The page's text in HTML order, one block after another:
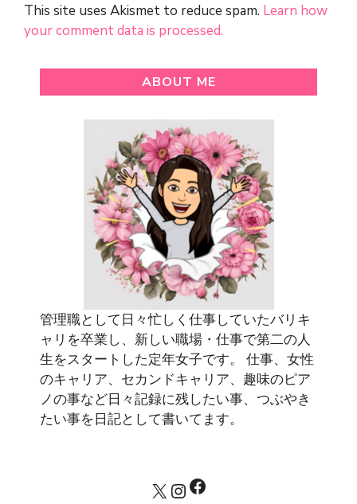
This site uses Akismet to reduce spam. Learn how
your comment data is processed.
ABOUT ME
管理職として日々忙しく仕事していたバリキ
ャリを卒業し、新しい職場・仕事で第二の人
生をスタートした定年女子です。 仕事、女性
のキャリア、セカンドキャリア、趣味のピア
ノの事など日々記録に残したい事、つぶやき
たい事を日記として書いてます。
X Instagram
Facebook